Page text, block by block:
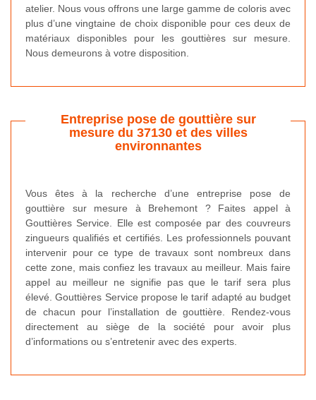
atelier. Nous vous offrons une large gamme de coloris avec
plus d’une vingtaine de choix disponible pour ces deux de
matériaux disponibles pour les gouttières sur mesure.
Nous demeurons à votre disposition.
Entreprise pose de gouttière sur
mesure du 37130 et des villes
environnantes
Vous êtes à la recherche d’une entreprise pose de
gouttière sur mesure à Brehemont ? Faites appel à
Gouttières Service. Elle est composée par des couvreurs
zingueurs qualifiés et certifiés. Les professionnels pouvant
intervenir pour ce type de travaux sont nombreux dans
cette zone, mais confiez les travaux au meilleur. Mais faire
appel au meilleur ne signifie pas que le tarif sera plus
élevé. Gouttières Service propose le tarif adapté au budget
de chacun pour l’installation de gouttière. Rendez-vous
directement au siège de la société pour avoir plus
d’informations ou s’entretenir avec des experts.